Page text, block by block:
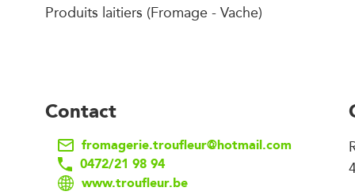
Produits laitiers (Fromage - Vache)
Contact
fromagerie.troufleur@hotmail.com
0472/21 98 94
www.troufleur.be